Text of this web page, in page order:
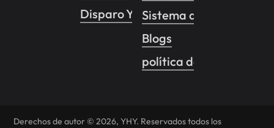
Disparo YHYSistema de control de
Blogs
política de privacidad
Derechos de autor © 2026, YHY. Reservados todos los